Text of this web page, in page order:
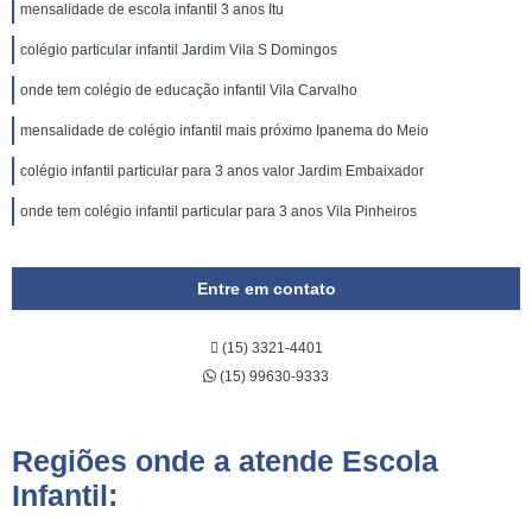
mensalidade de escola infantil 3 anos Itu
colégio particular infantil Jardim Vila S Domingos
onde tem colégio de educação infantil Vila Carvalho
mensalidade de colégio infantil mais próximo Ipanema do Meio
colégio infantil particular para 3 anos valor Jardim Embaixador
onde tem colégio infantil particular para 3 anos Vila Pinheiros
Entre em contato
(15) 3321-4401
(15) 99630-9333
Regiões onde a atende Escola
Infantil: